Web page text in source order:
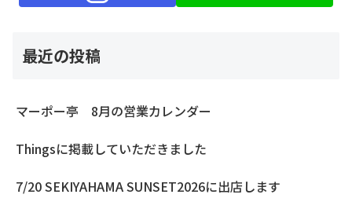
最近の投稿
マーポー亭 8月の営業カレンダー
Thingsに掲載していただきました
7/20 SEKIYAHAMA SUNSET2026に出店します